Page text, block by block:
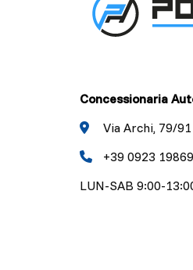
Concessionaria
Via Archi, 79/
+39 0923
LUN-SAB 9:00-